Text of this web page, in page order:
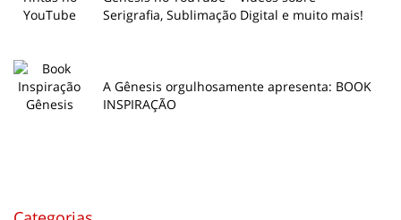
Serigrafia, Sublimação Digital e muito mais!
A Gênesis orgulhosamente apresenta: BOOK
INSPIRAÇÃO